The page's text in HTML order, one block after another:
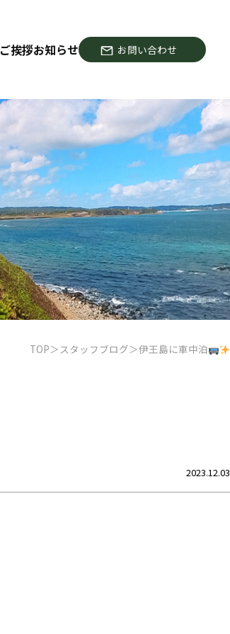
ご挨拶お知らせ お問い合わせ
TOP スタッフブログ 伊王島に車中泊
2023.12.03